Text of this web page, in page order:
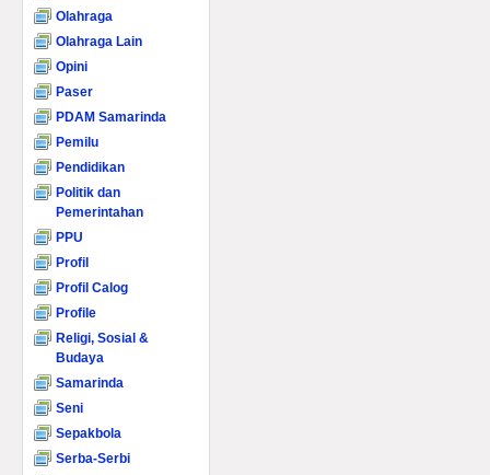
Olahraga
Olahraga Lain
Opini
Paser
PDAM Samarinda
Pemilu
Pendidikan
Politik dan
Pemerintahan
PPU
Profil
Profil Calog
Profile
Religi, Sosial &
Budaya
Samarinda
Seni
Sepakbola
Serba-Serbi